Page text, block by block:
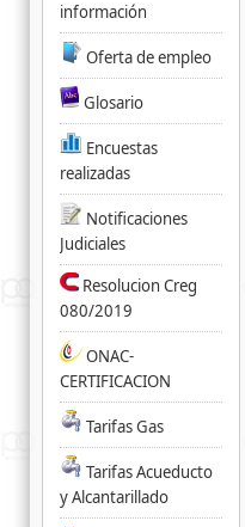
información
Oferta de empleo
Glosario
Encuestas
realizadas
Notificaciones
Judiciales
Resolucion Creg
080/2019
ONAC-
CERTIFICACION
Tarifas Gas
Tarifas Acueducto
y Alcantarillado